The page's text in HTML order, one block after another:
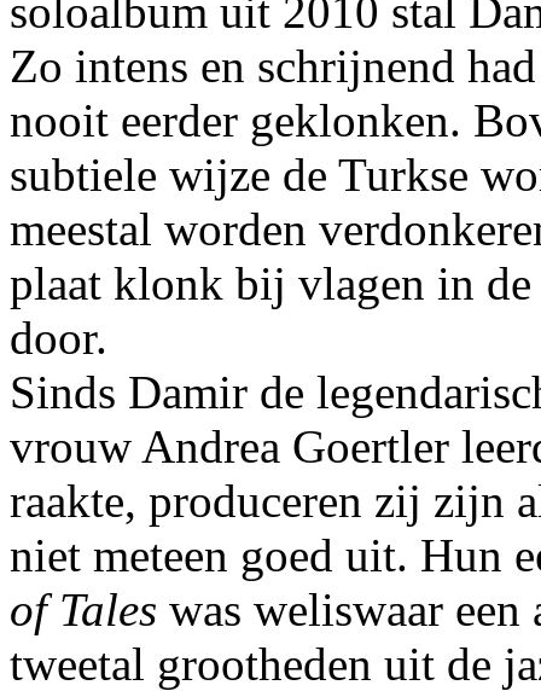
soloalbum uit 2010 stal
Zo intens en schrijnend
nooit eerder geklonken.
subtiele wijze de Turkse
meestal worden
plaat klonk bij vlagen in de
door.
Sinds Damir de
vrouw Andrea Goertler
raakte, produceren zij zijn
niet meteen goed uit. Hun
of Tales was weliswaar
tweetal grootheden uit de